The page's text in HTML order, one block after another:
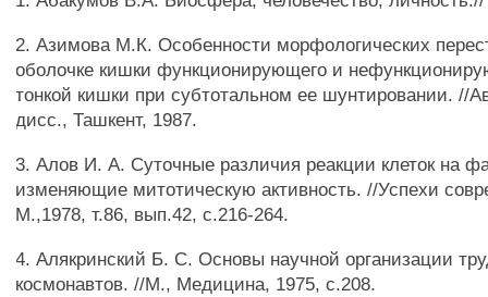
2. Азимова М.К. Особенности морфологических
оболочке кишки функционирующего и
тонкой кишки при субтотальном ее шунтировании. //
дисс., Ташкент, 1987.
3. Алов И. А. Суточные различия реакции клеток на
изменяющие митотическую активность. //Успехи
М.,1978, т.86, вып.42, с.216-264.
4. Алякринский Б. С. Основы научной организации
космонавтов. //М., Медицина, 1975, с.208.